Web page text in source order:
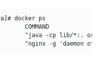
docker ps
COMMAND
"java -cp lib/